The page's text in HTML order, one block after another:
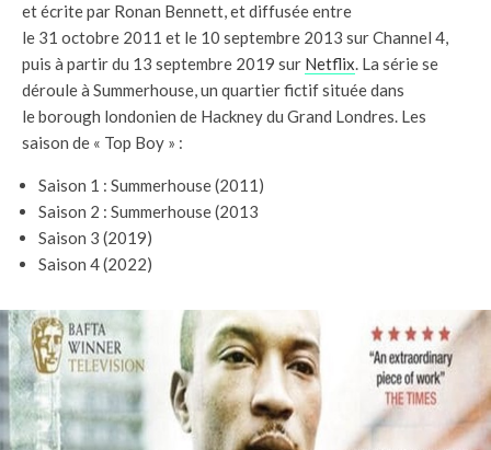
et écrite par Ronan Bennett, et diffusée entre
le 31 octobre 2011 et le 10 septembre 2013 sur Channel 4,
puis à partir du 13 septembre 2019 sur Netflix. La série se
déroule à Summerhouse, un quartier fictif située dans
le borough londonien de Hackney du Grand Londres. Les
saison de « Top Boy » :
Saison 1 : Summerhouse (2011)
Saison 2 : Summerhouse (2013
Saison 3 (2019)
Saison 4 (2022)